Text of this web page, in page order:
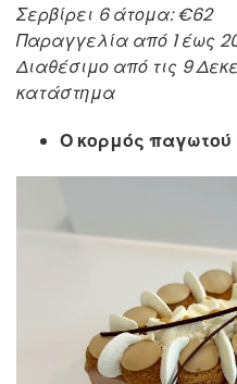
Σερβίρει 6 άτομα: €62
Παραγγελία από 1 έως
Διαθέσιμο από τις 9
κατάστημα
Ο κορμός παγωτού